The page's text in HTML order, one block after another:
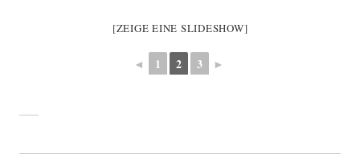
[ZEIGE EINE SLIDESHOW]
◄ 1 2 3 ►